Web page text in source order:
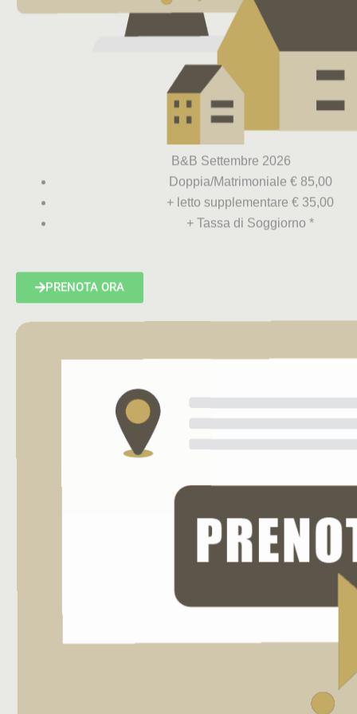
B&B Settembre 2026
Doppia/Matrimoniale € 85,00
+ letto supplementare € 35,00
+ Tassa di Soggiorno *
PRENOTA ORA